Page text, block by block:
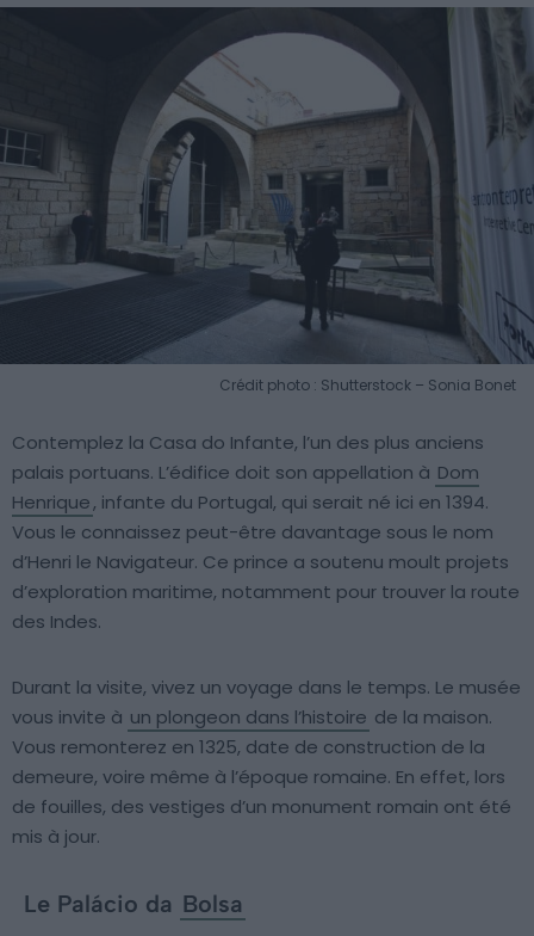
Crédit photo : Shutterstock – Sonia Bonet
Contemplez la Casa do Infante, l’un des plus anciens
palais portuans. L’édifice doit son appellation à Dom
Henrique, infante du Portugal, qui serait né ici en 1394.
Vous le connaissez peut-être davantage sous le nom
d’Henri le Navigateur. Ce prince a soutenu moult projets
d’exploration maritime, notamment pour trouver la route
des Indes.
Durant la visite, vivez un voyage dans le temps. Le musée
vous invite à un plongeon dans l’histoire de la maison.
Vous remonterez en 1325, date de construction de la
demeure, voire même à l’époque romaine. En effet, lors
de fouilles, des vestiges d’un monument romain ont été
mis à jour.
Le Palácio da Bolsa